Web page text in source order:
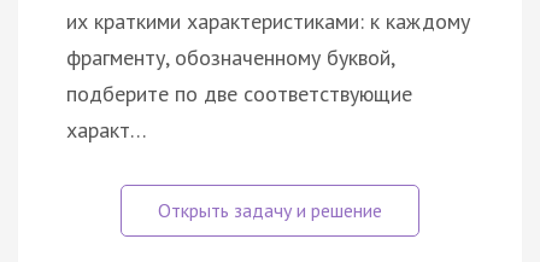
их краткими характеристиками: к каждому
фрагменту, обозначенному буквой,
подберите по две соответствующие
характ…